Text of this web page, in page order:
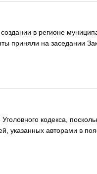
в регионе
приняли на заседании
кодекса,
указанных авторами в